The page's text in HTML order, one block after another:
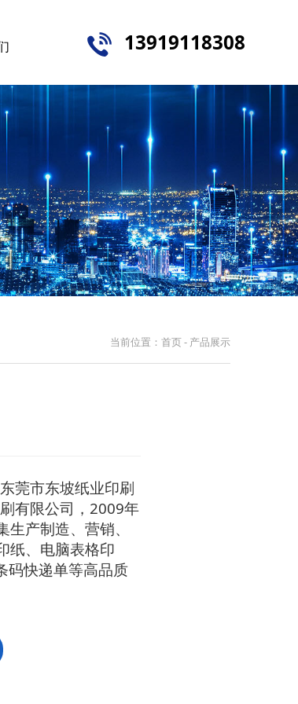
13919118308
当前位置： 首页- 产品展示
莞市东坡纸业印刷
有限公司，2009年
产制造、营销、
纸、电脑表格印
码快递单等高品质